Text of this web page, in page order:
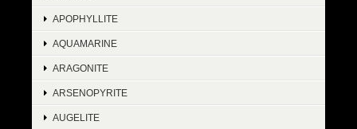
APOPHYLLITE
AQUAMARINE
ARAGONITE
ARSENOPYRITE
AUGELITE